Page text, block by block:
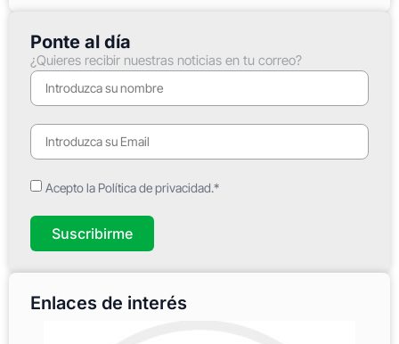
Ponte al día
¿Quieres recibir nuestras noticias en tu correo?
Acepto la Política de privacidad.*
Suscribirme
Enlaces de interés